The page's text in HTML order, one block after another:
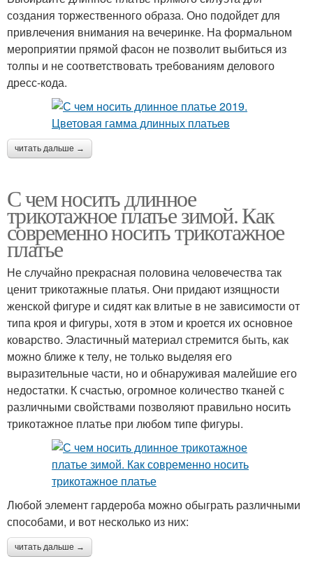
создания торжественного образа. Оно подойдет для
привлечения внимания на вечеринке. На формальном
мероприятии прямой фасон не позволит выбиться из
толпы и не соответствовать требованиям делового
дресс-кода.
читать дальше →
С чем носить длинное
трикотажное платье зимой. Как
современно носить трикотажное
платье
Не случайно прекрасная половина человечества так
ценит трикотажные платья. Они придают изящности
женской фигуре и сидят как влитые в не зависимости от
типа кроя и фигуры, хотя в этом и кроется их основное
коварство. Эластичный материал стремится быть, как
можно ближе к телу, не только выделяя его
выразительные части, но и обнаруживая малейшие его
недостатки. К счастью, огромное количество тканей с
различными свойствами позволяют правильно носить
трикотажное платье при любом типе фигуры.
Любой элемент гардероба можно обыграть различными
способами, и вот несколько из них:
читать дальше →